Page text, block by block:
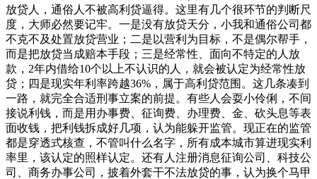
放贷人，通俗人不被高利贷逼得。这里有几个很环节的判断尺
度，大师必然要记牢。一是没有放贷天分，小我和通俗公司都
不克不及处置放贷营业；二是以营利为目标，不是偶尔帮手，
而是把放贷当成赔本手段；三是经常性、面向不特定的人放
款，2年内借给10个以上不认识的人，就会被认定为经常性放
贷；四是现实年利率跨越36%，属于高利贷范围。这几条凑到
一路，就完全合适刑事立案的前提。有些人会耍小伶俐，不间
接说利钱，而是用办事费、征询费、办理费、金、砍头息等表
面收钱，把利钱拆成好几项，认为能躲开监管。现正在的监管
都是穿透式核查，不管叫什么名字，所有成本城市算进现实利
率里，该认定的照样认定。还有人注册消息征询公司、科技公
司、商务办事公司，披着外套干不法放贷的事，认为换个马甲